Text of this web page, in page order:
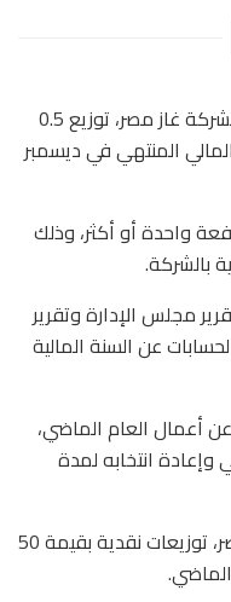
وكانت أقرت الجمعية العامة العادية لشركة غاز مصر، توزيع 0.5
المنتهي في ديسمبر
واحدة أو أكثر، وذلك
بالشركة.
مجلس الإدارة وتقرير
عن السنة المالية
أعمال العام الماضي،
انتخابه لمدة
وكان اقترح مجلس إدارة شركة غاز مصر، توزيعات نقدية بقيمة 50